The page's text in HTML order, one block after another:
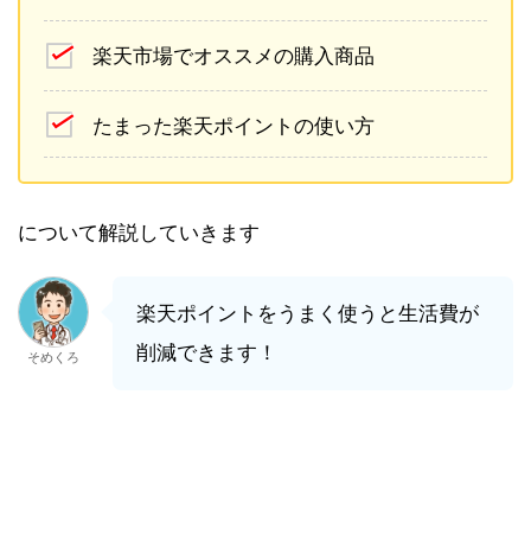
楽天市場でオススメの購入商品
たまった楽天ポイントの使い方
について解説していきます
そめくろ
楽天ポイントをうまく使うと生活費が
削減できます！